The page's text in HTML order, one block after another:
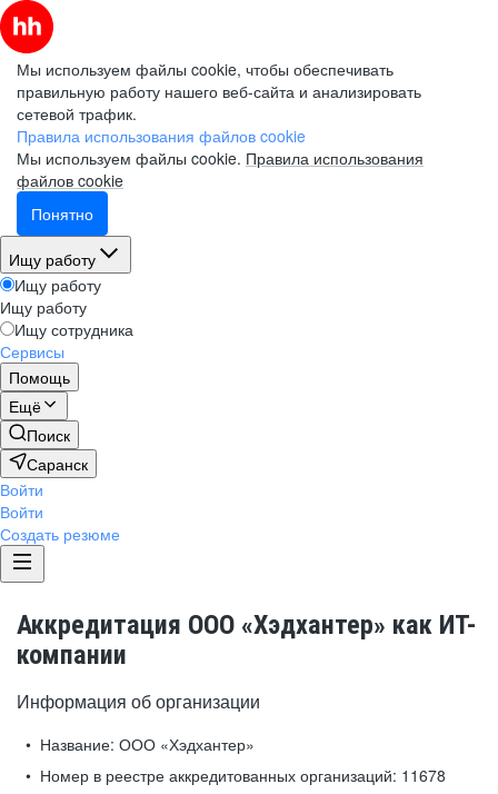
Мы используем файлы cookie, чтобы обеспечивать
правильную работу нашего веб-сайта и анализировать
сетевой трафик.
Правила использования файлов cookie
Мы используем файлы cookie. Правила использования
файлов cookie
Понятно
Ищу работу
Ищу работу
Ищу работу
Ищу сотрудника
Сервисы
Помощь
Ещё
Поиск
Саранск
Войти
Войти
Создать резюме
Аккредитация ООО «Хэдхантер» как ИТ-
компании
Информация об организации
Название: ООО «Хэдхантер»
Номер в реестре аккредитованных организаций: 11678